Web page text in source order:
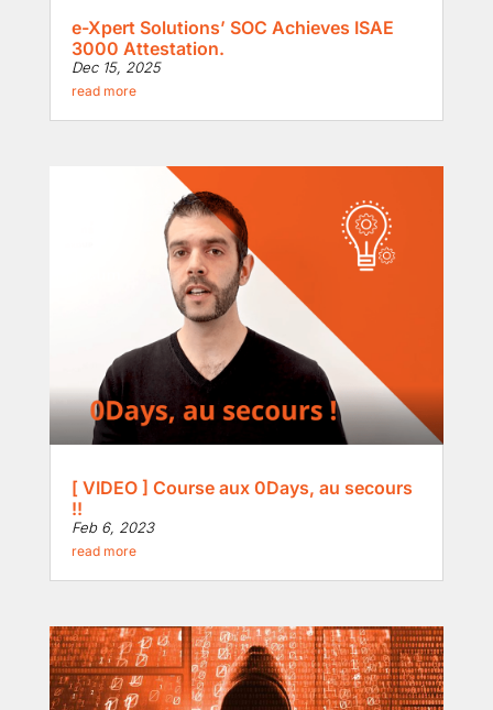
e-Xpert Solutions’ SOC Achieves ISAE
3000 Attestation.
Dec 15, 2025
read more
[ VIDEO ] Course aux 0Days, au secours
!!
Feb 6, 2023
read more